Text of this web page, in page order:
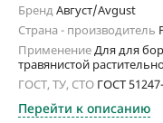
БрендАвгуст/Avgust
Страна - производитель
ПрименениеДля для
травянистой
ГОСТ, ТУ, СТО ГОСТ
Перейти к описанию